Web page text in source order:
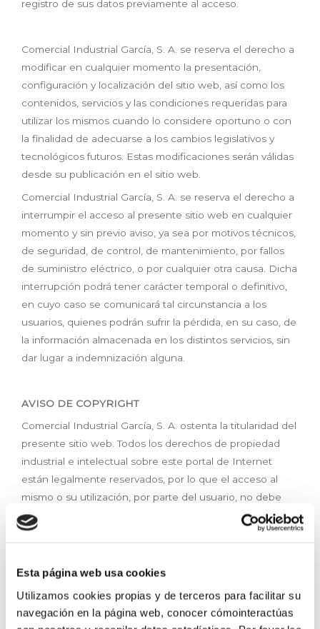
Esta página web usa cookies
Utilizamos cookies propias y de terceros para facilitar su
navegación en la página web, conocer cómointeractúas
registro de sus datos previamente al acceso.
Comercial Industrial García, S. A. se reserva el derecho a
modificar en cualquier momento la presentación,
configuración y localización del sitio web, así como los
contenidos, servicios y las condiciones requeridas para
utilizar los mismos cuando lo considere oportuno o con
la finalidad de adecuarse a los cambios legislativos y
tecnológicos futuros. Estas modificaciones serán válidas
desde su publicación en el sitio web.
Comercial Industrial García, S. A. se reserva el derecho a
interrumpir el acceso al presente sitio web en cualquier
momento y sin previo aviso, ya sea por motivos técnicos,
de seguridad, de control, de mantenimiento, por fallos
de suministro eléctrico, o por cualquier otra causa. Dicha
interrupción podrá tener carácter temporal o definitivo,
en cuyo caso se comunicará tal circunstancia a los
usuarios, quienes podrán sufrir la pérdida, en su caso, de
la información almacenada en los distintos servicios, sin
dar lugar a indemnización alguna.
AVISO DE COPYRIGHT
Comercial Industrial García, S. A. ostenta la titularidad del
presente sitio web. Todos los derechos de propiedad
industrial e intelectual sobre este portal de Internet
están legalmente reservados, por lo que el acceso al
mismo o su utilización, por parte del usuario, no debe
considerarse, en forma alguna, como el otorgamiento de
ninguna licencia de uso o derecho sobre cualquier
Los usuarios del sitio web únicamente podrán realizar un
uso privado, personal o profesional de los contenidos de
éste. Está absolutamente prohibido, el uso del sitio web